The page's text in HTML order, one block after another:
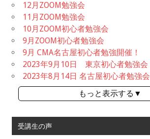
12月ZOOM勉強会
11月ZOOM勉強会
10月ZOOM初心者勉強会
9月ZOOM初心者勉強会
9月 CMA名古屋初心者勉強開催！
2023年9月10日 東京初心者勉強会
2023年8月14日 名古屋初心者勉強会
もっと表示する▼
受講生の声